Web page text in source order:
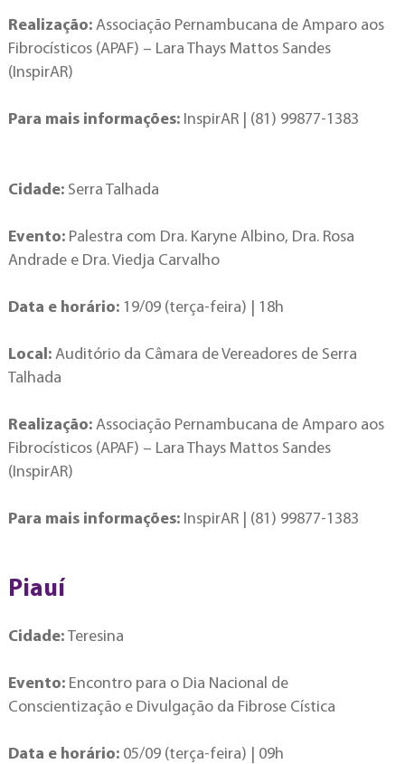
Realização: Associação Pernambucana de Amparo aos
Fibrocísticos (APAF) – Lara Thays Mattos Sandes
(InspirAR)
Para mais informações: InspirAR | (81) 99877-1383
Cidade: Serra Talhada
Evento: Palestra com Dra. Karyne Albino, Dra. Rosa
Andrade e Dra. Viedja Carvalho
Data e horário: 19/09 (terça-feira) | 18h
Local: Auditório da Câmara de Vereadores de Serra
Talhada
Realização: Associação Pernambucana de Amparo aos
Fibrocísticos (APAF) – Lara Thays Mattos Sandes
(InspirAR)
Para mais informações: InspirAR | (81) 99877-1383
Piauí
Cidade: Teresina
Evento: Encontro para o Dia Nacional de
Conscientização e Divulgação da Fibrose Cística
Data e horário: 05/09 (terça-feira) | 09h